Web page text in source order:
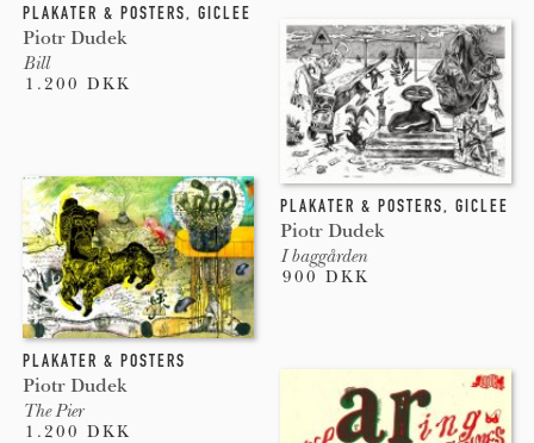
PLAKATER & POSTERS, GICLEE
Piotr Dudek
Bill
1.200 DKK
PLAKATER & POSTERS, GICLEE
Piotr Dudek
I baggården
900 DKK
PLAKATER & POSTERS
Piotr Dudek
The Pier
1.200 DKK